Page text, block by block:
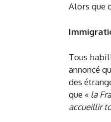
Alors que
Tous
annoncé
des
que « la
accueillir